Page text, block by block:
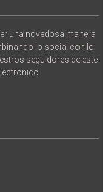
una novedosa manera
lo social con lo
seguidores de este